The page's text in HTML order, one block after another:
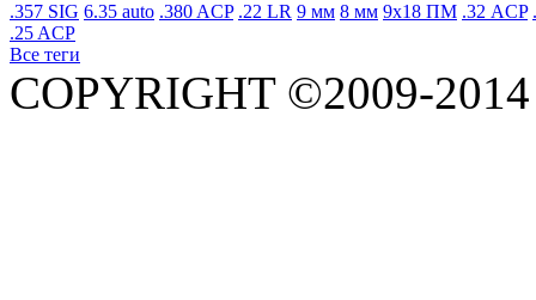
.357 SIG 6.35 auto .380 ACP .22 LR 9 мм 8 мм 9x18 ПМ .32 ACP
.25 ACP
Все теги
COPYRIGHT ©2009-